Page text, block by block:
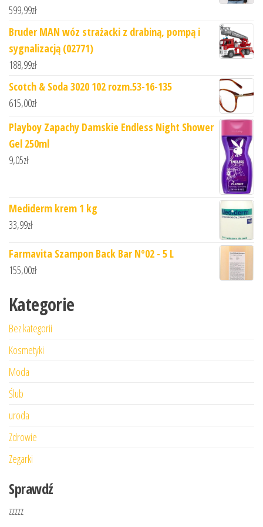
599,99zł
Bruder MAN wóz strażacki z drabiną, pompą i
sygnalizacją (02771)
188,99zł
Scotch & Soda 3020 102 rozm.53-16-135
615,00zł
Playboy Zapachy Damskie Endless Night Shower
Gel 250ml
9,05zł
Mediderm krem 1 kg
33,99zł
Farmavita Szampon Back Bar Nº02 - 5 L
155,00zł
Kategorie
Bez kategorii
Kosmetyki
Moda
Ślub
uroda
Zdrowie
Zegarki
Sprawdź
zzzzz